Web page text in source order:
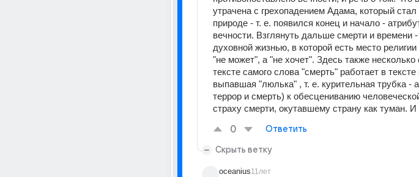
утрачена с грехопадением Адама, который
природе - т. е. появился конец и начало -
вечности. Взглянуть дальше смерти и времени
духовной жизнью, в которой есть место
"не может", а "не хочет". Здесь также
тексте самого слова "смерть" работает в
выпавшая "люлька" , т. е. курительная трубка -
террор и смерть) к обесцениванию
страху смерти, окутавшему страну как туман. И
0 Ответить
Скрыть ветку
oceanius11лет